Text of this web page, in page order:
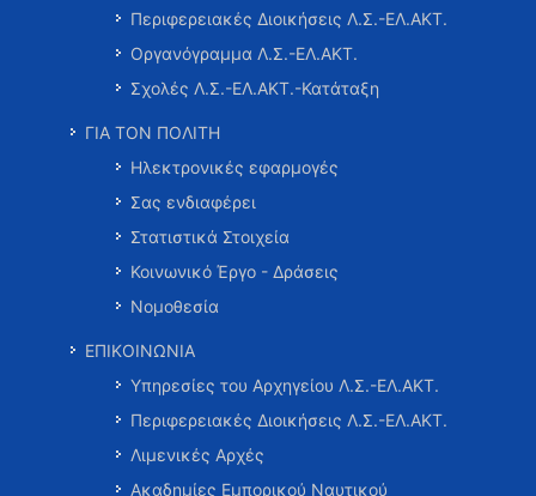
Περιφερειακές Διοικήσεις Λ.Σ.-ΕΛ.ΑΚΤ.
Οργανόγραμμα Λ.Σ.-ΕΛ.ΑΚΤ.
Σχολές Λ.Σ.-ΕΛ.ΑΚΤ.-Κατάταξη
ΓΙΑ ΤΟΝ ΠΟΛΙΤΗ
Ηλεκτρονικές εφαρμογές
Σας ενδιαφέρει
Στατιστικά Στοιχεία
Κοινωνικό Έργο - Δράσεις
Νομοθεσία
ΕΠΙΚΟΙΝΩΝΙΑ
Υπηρεσίες του Αρχηγείου Λ.Σ.-ΕΛ.ΑΚΤ.
Περιφερειακές Διοικήσεις Λ.Σ.-ΕΛ.ΑΚΤ.
Λιμενικές Αρχές
Ακαδημίες Εμπορικού Ναυτικού